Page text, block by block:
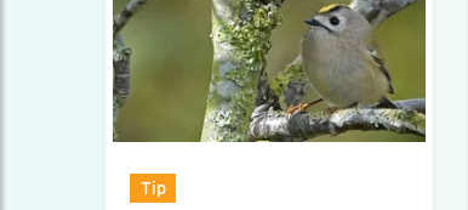
Tip